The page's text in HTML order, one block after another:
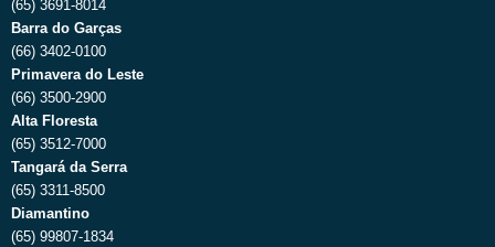
(65) 3691-8014
Barra do Garças
(66) 3402-0100
Primavera do Leste
(66) 3500-2900
Alta Floresta
(65) 3512-7000
Tangará da Serra
(65) 3311-8500
Diamantino
(65) 99807-1834